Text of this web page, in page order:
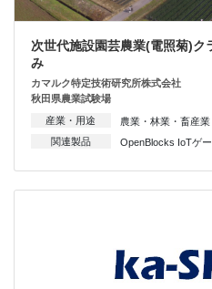
次世代施設園芸農業(電照菊)ク
み
カマルク特定技術研究所株式会社
秋田県農業試験場
産業・用途
農業・林業・畜産業
関連製品
OpenBlocks IoTゲ